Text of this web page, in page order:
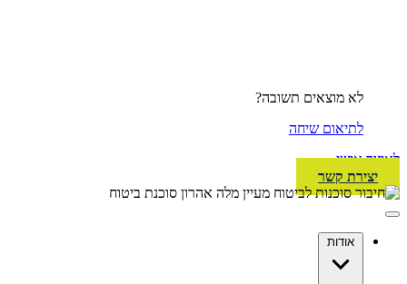
לא מוצאים תשובה?
לתיאום שיחה
לאיזור אישי
יצירת קשר
אודות